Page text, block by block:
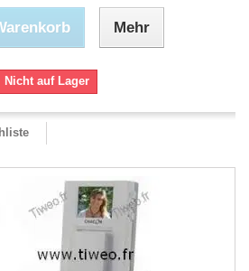
Mehr
Nicht auf Lager